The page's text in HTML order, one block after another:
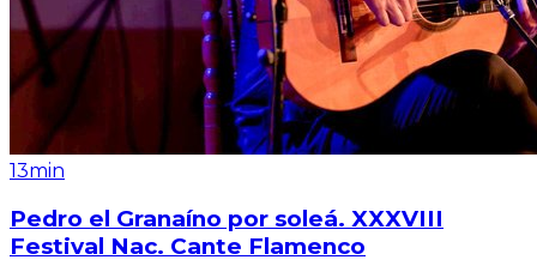
13min
Pedro el Granaíno por soleá. XXXVIII
Festival Nac. Cante Flamenco